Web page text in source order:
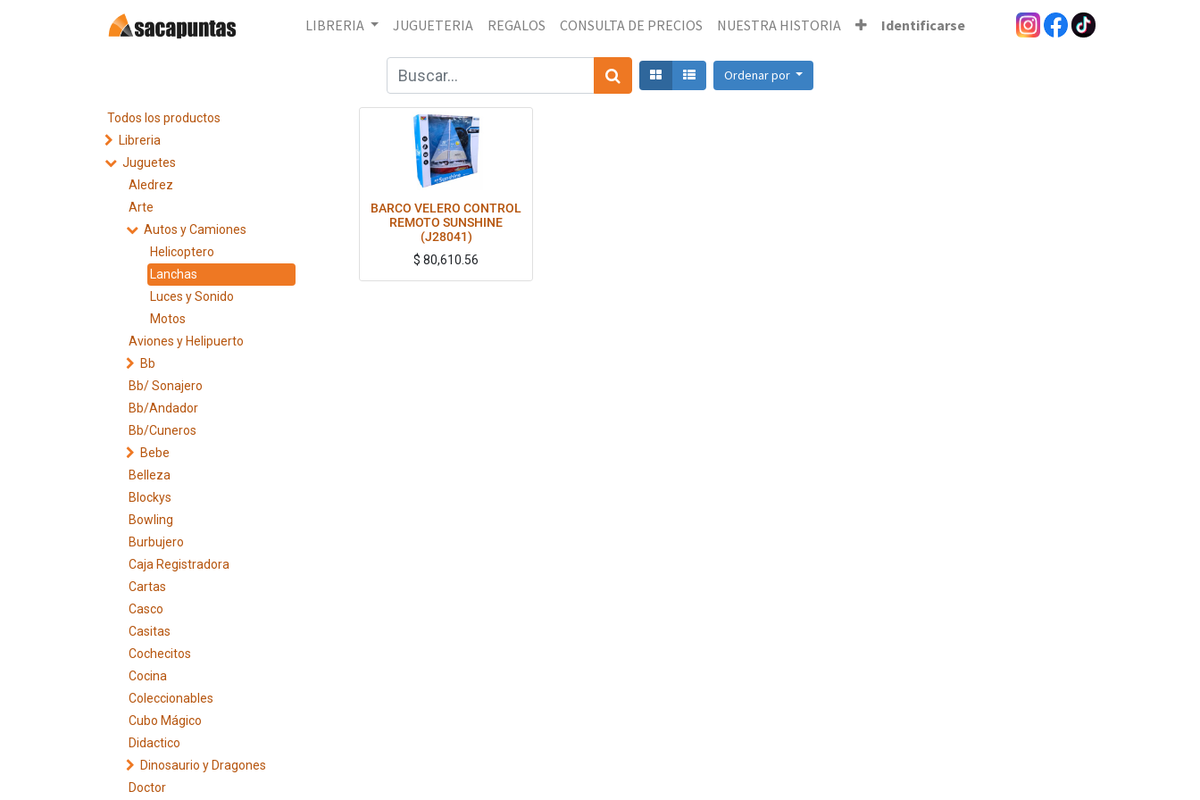
LIBRERIA JUGUETERIA REGALOS CONSULTA DE PRECIOS NUESTRA HISTORIA Identificarse
Ordenar por
Todos los productos
Libreria
Juguetes
Aledrez
Arte
Autos y Camiones
Helicoptero
Lanchas
Luces y Sonido
Motos
Aviones y Helipuerto
Bb
Bb/ Sonajero
Bb/Andador
Bb/Cuneros
Bebe
Belleza
Blockys
Bowling
Burbujero
Caja Registradora
Cartas
Casco
Casitas
Cochecitos
Cocina
Coleccionables
Cubo Mágico
Didactico
Dinosaurio y Dragones
Doctor
BARCO VELERO CONTROL
REMOTO SUNSHINE
(J28041)
$ 80,610.56